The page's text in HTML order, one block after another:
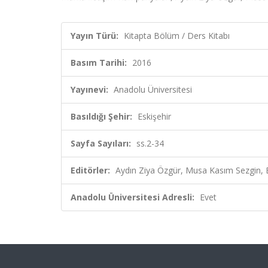
Yayın Türü: Kitapta Bölüm / Ders Kitabı
Basım Tarihi: 2016
Yayınevi: Anadolu Üniversitesi
Basıldığı Şehir: Eskişehir
Sayfa Sayıları: ss.2-34
Editörler: Aydın Ziya Özgür, Musa Kasım Sezgin,
Anadolu Üniversitesi Adresli: Evet